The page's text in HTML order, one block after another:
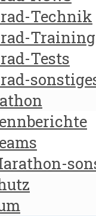
Technik
Training
Tests